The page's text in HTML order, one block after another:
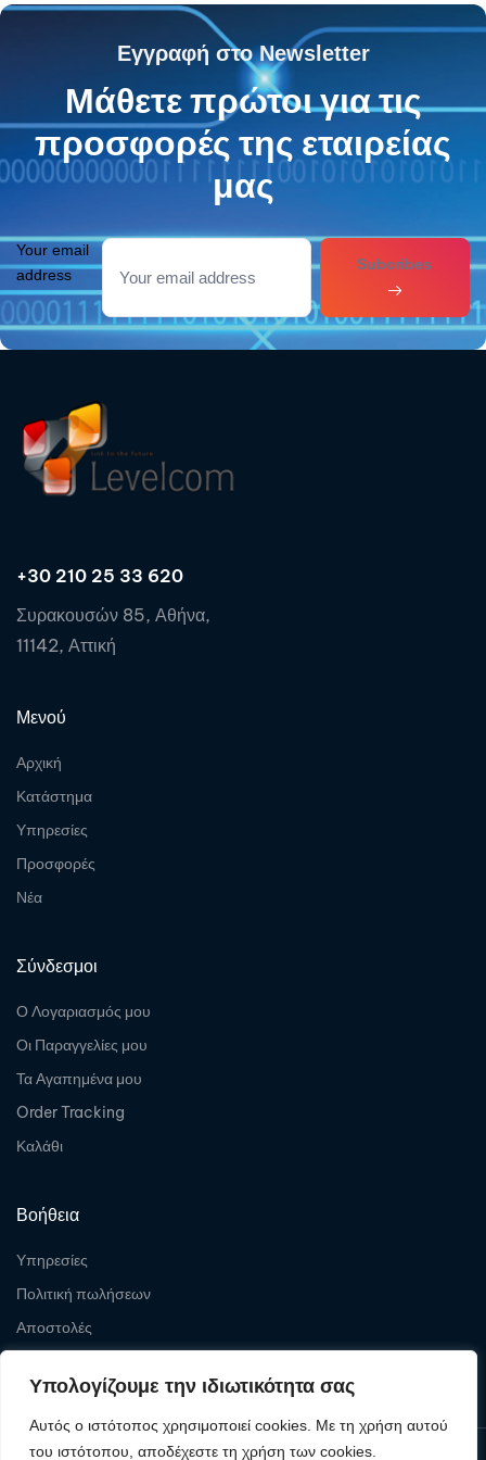
Υπολογίζουμε την ιδιωτικότητα σας
Αυτός ο ιστότοπος χρησιμοποιεί cookies. Με τη χρήση αυτού
του ιστότοπου, αποδέχεστε τη χρήση των cookies.
Εγγραφή στο Newsletter
Μάθετε πρώτοι για τις
προσφορές της εταιρείας
μας
Your email
address
Subcribes
+30 210 25 33 620
Συρακουσών 85, Αθήνα,
11142, Αττική
Μενού
Αρχική
Κατάστημα
Υπηρεσίες
Προσφορές
Νέα
Σύνδεσμοι
Ο Λογαριασμός μου
Οι Παραγγελίες μου
Τα Αγαπημένα μου
Order Tracking
Καλάθι
Βοήθεια
Υπηρεσίες
Πολιτική πωλήσεων
Αποστολές